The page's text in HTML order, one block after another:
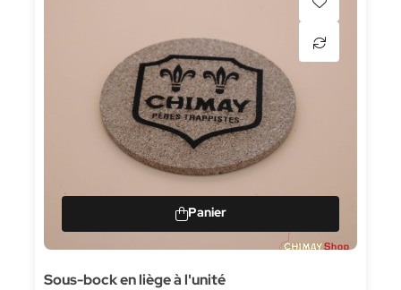
Sous-bock en liège à l'unité